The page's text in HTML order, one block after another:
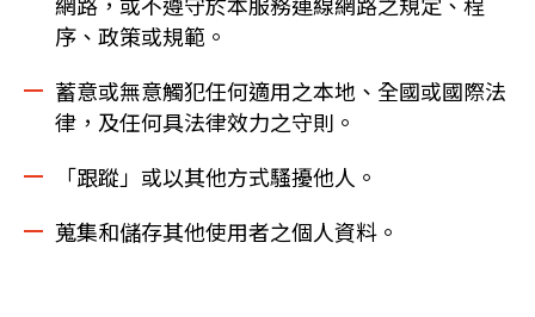
序、政策或規範。
蓄意或無意觸犯任何適用之本地、全國或國際法
律，及任何具法律效力之守則。
「跟蹤」或以其他方式騷擾他人。
蒐集和儲存其他使用者之個人資料。